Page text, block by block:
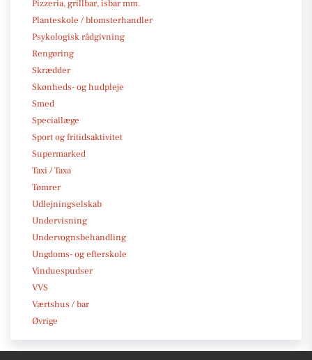
Pizzeria, grillbar, isbar mm.
Planteskole / blomsterhandler
Psykologisk rådgivning
Rengøring
Skrædder
Skønheds- og hudpleje
Smed
Speciallæge
Sport og fritidsaktivitet
Supermarked
Taxi / Taxa
Tømrer
Udlejningselskab
Undervisning
Undervognsbehandling
Ungdoms- og efterskole
Vinduespudser
VVS
Værtshus / bar
Øvrige